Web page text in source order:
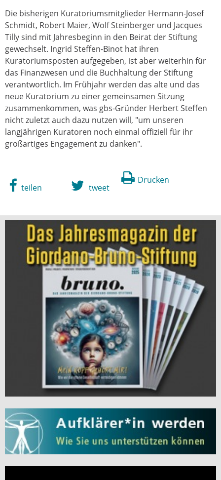
Die bisherigen Kuratoriumsmitglieder Hermann-Josef
Schmidt, Robert Maier, Wolf Steinberger und Jacques
Tilly sind mit Jahresbeginn in den Beirat der Stiftung
gewechselt. Ingrid Steffen-Binot hat ihren
Kuratoriumsposten aufgegeben, ist aber weiterhin für
das Finanzwesen und die Buchhaltung der Stiftung
verantwortlich. Im Frühjahr werden das alte und das
neue Kuratorium zu einer gemeinsamen Sitzung
zusammenkommen, was gbs-Gründer Herbert Steffen
nicht zuletzt auch dazu nutzen will, "um unseren
langjährigen Kuratoren noch einmal offiziell für ihr
großartiges Engagement zu danken".
Drucken
teilen tweet